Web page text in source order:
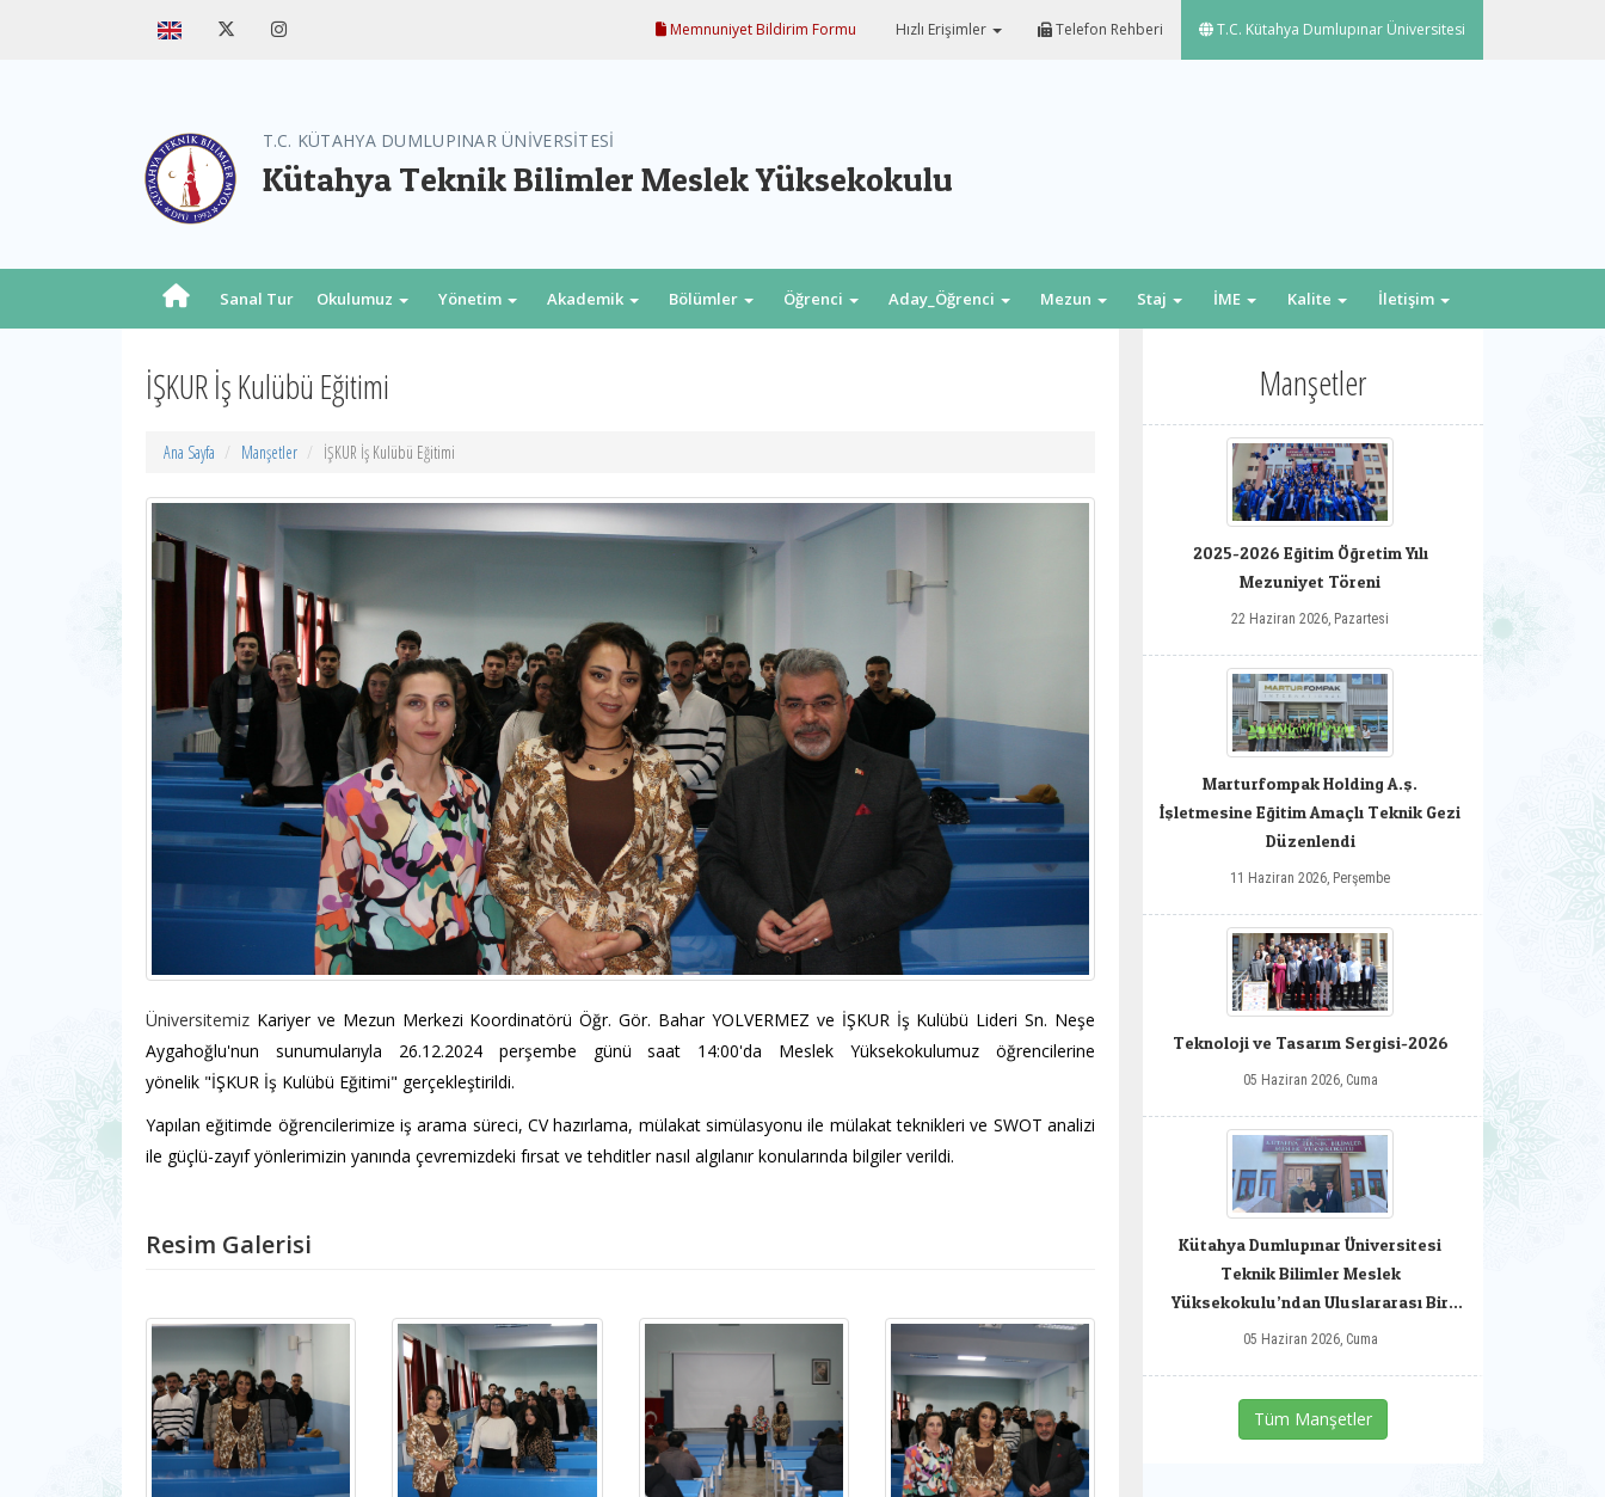
Memnuniyet Bildirim Formu Hızlı Erişimler Telefon Rehberi T.C. Kütahya Dumlupınar Üniversitesi
T.C. KÜTAHYA DUMLUPINAR ÜNİVERSİTESİ
Kütahya Teknik Bilimler Meslek Yüksekokulu
Sanal Tur Okulumuz Yönetim Akademik Bölümler Öğrenci Aday_Öğrenci Mezun Staj İME Kalite İletişim
İŞKUR İş Kulübü Eğitimi
Ana Sayfa Manşetler İŞKUR İş Kulübü Eğitimi
Üniversitemiz Kariyer ve Mezun Merkezi Koordinatörü Öğr. Gör. Bahar YOLVERMEZ ve İŞKUR İş Kulübü Lideri Sn. Neşe
Aygahoğlu'nun sunumularıyla 26.12.2024 perşembe günü saat 14:00'da Meslek Yüksekokulumuz öğrencilerine
yönelik "İŞKUR İş Kulübü Eğitimi" gerçekleştirildi.
Yapılan eğitimde öğrencilerimize iş arama süreci, CV hazırlama, mülakat simülasyonu ile mülakat teknikleri ve SWOT analizi
ile güçlü-zayıf yönlerimizin yanında çevremizdeki fırsat ve tehditler nasıl algılanır konularında bilgiler verildi.
Resim Galerisi
Manşetler
2025-2026 Eğitim Öğretim Yılı
Mezuniyet Töreni
22 Haziran 2026, Pazartesi
Marturfompak Holding A.ş.
İşletmesine Eğitim Amaçlı Teknik Gezi
Düzenlendi
11 Haziran 2026, Perşembe
Teknoloji ve Tasarım Sergisi-2026
05 Haziran 2026, Cuma
Kütahya Dumlupınar Üniversitesi
Teknik Bilimler Meslek
Yüksekokulu’ndan Uluslararası Bir
Başarı
05 Haziran 2026, Cuma
Tüm Manşetler